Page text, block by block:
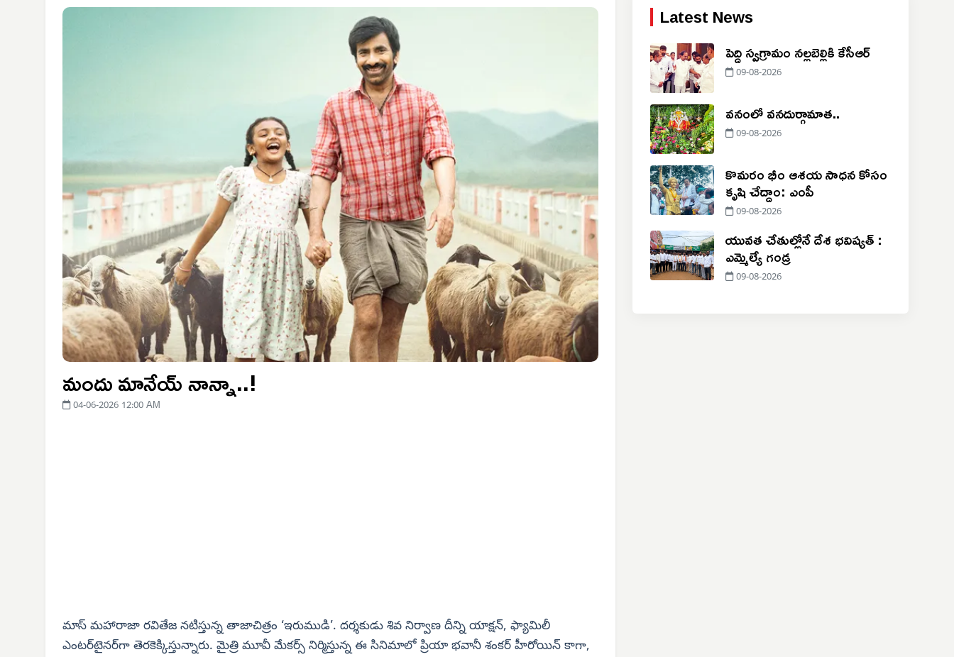
మందు మానేయ్ నాన్నా..!
04-06-2026 12:00 AM
మాస్ మహారాజా రవితేజ నటిస్తున్న తాజాచిత్రం ‘ఇరుముడి’. దర్శకుడు శివ నిర్వాణ దీన్ని యాక్షన్, ఫ్యామిలీ
ఎంటర్‌టైనర్‌గా తెరకెక్కిస్తున్నారు. మైత్రి మూవీ మేకర్స్ నిర్మిస్తున్న ఈ సినిమాలో ప్రియా భవానీ శంకర్ హీరోయిన్ కాగా,
Latest News
పెద్ది స్వగ్రామం నల్లబెల్లికి కేసీఆర్
09-08-2026
వనంలో వనదుర్గామాత..
09-08-2026
కొమరం భీం ఆశయ సాధన కోసం
కృషి చేద్దాం: ఎంపీ
09-08-2026
యువత చేతుల్లోనే దేశ భవిష్యత్ :
ఎమ్మెల్యే గండ్ర
09-08-2026